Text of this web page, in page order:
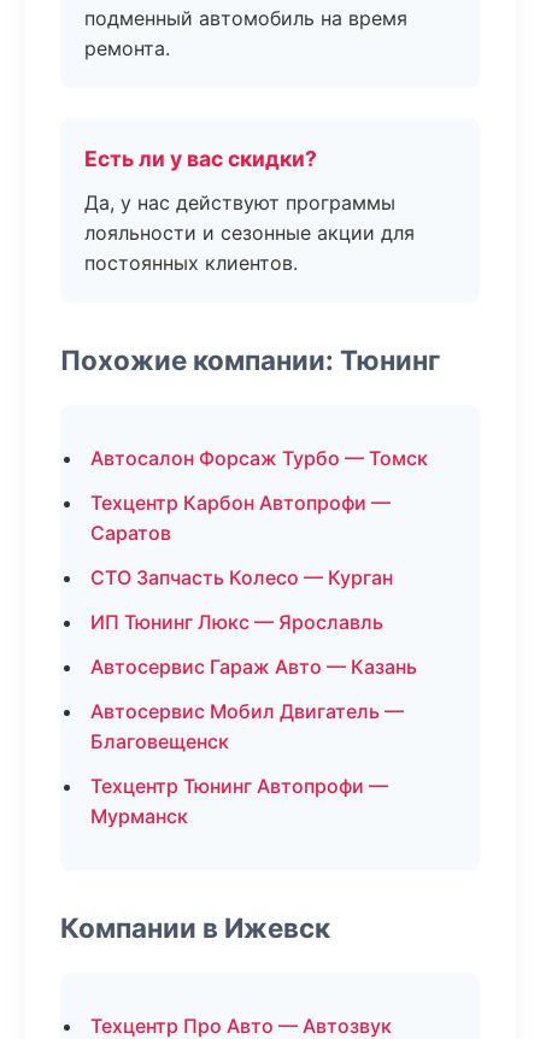
подменный автомобиль на время
ремонта.
Есть ли у вас скидки?
Да, у нас действуют программы
лояльности и сезонные акции для
постоянных клиентов.
Похожие компании: Тюнинг
Автосалон Форсаж Турбо — Томск
Техцентр Карбон Автопрофи —
Саратов
СТО Запчасть Колесо — Курган
ИП Тюнинг Люкс — Ярославль
Автосервис Гараж Авто — Казань
Автосервис Мобил Двигатель —
Благовещенск
Техцентр Тюнинг Автопрофи —
Мурманск
Компании в Ижевск
Техцентр Про Авто — Автозвук